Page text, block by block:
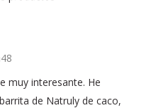
muy interesante. He
de Natruly de caco,